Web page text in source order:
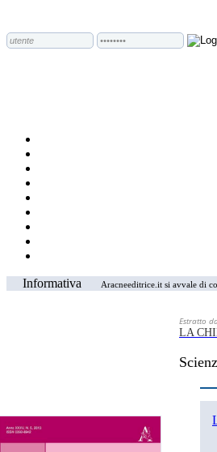
Informativa Aracneeditrice.it si avvale di
Estratto
LA